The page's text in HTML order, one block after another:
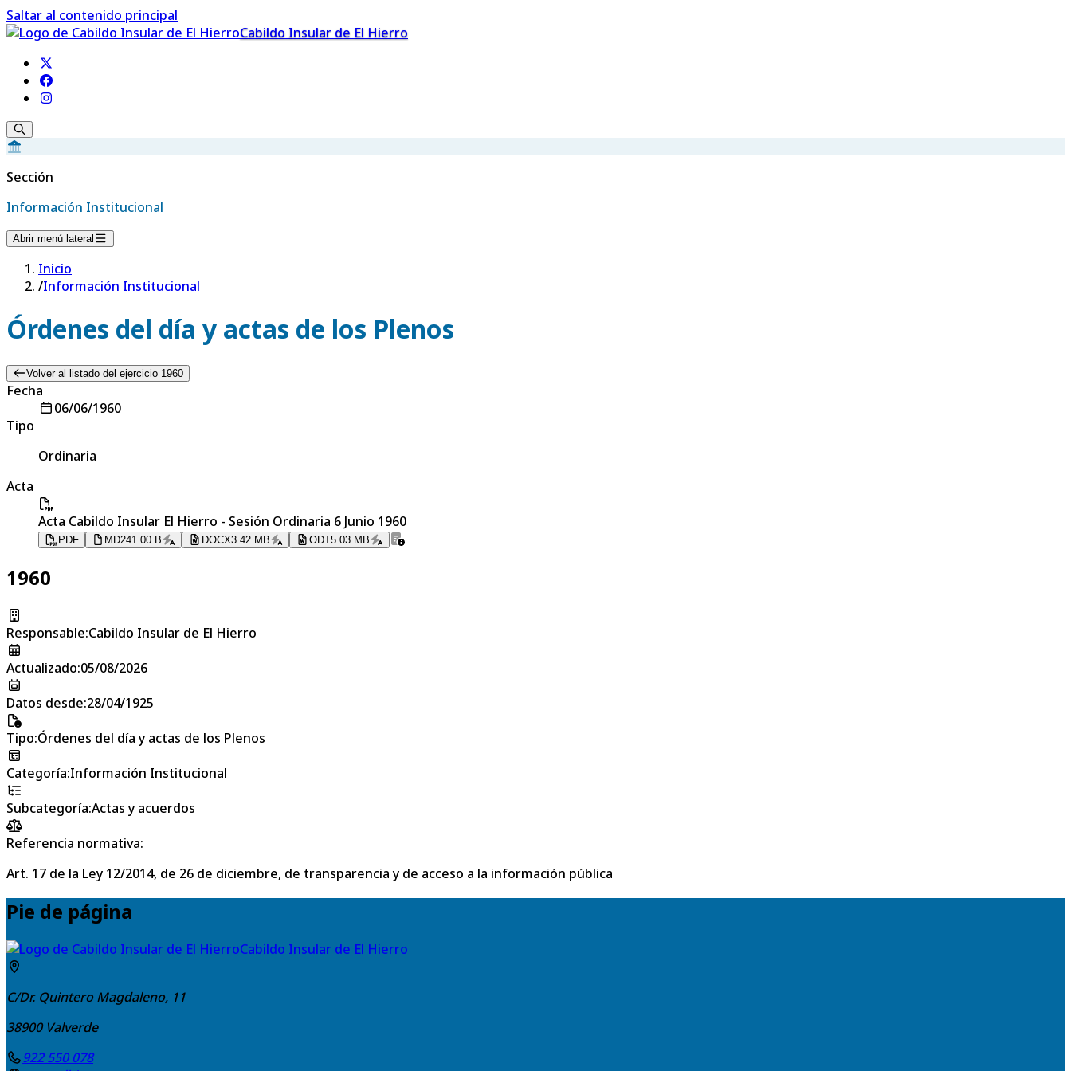
Saltar al contenido principal
Cabildo Insular de El Hierro
Sección
Información Institucional
Abrir menú lateral
Inicio
/Información Institucional
Órdenes del día y actas de los Plenos
Volver al listado del ejercicio 1960
Fecha
06/06/1960
Tipo
Ordinaria
Acta
Acta Cabildo Insular El Hierro - Sesión Ordinaria 6 Junio 1960
PDF MD241.00 B DOCX3.42 MB ODT5.03 MB
1960
Responsable:Cabildo Insular de El Hierro
Actualizado:05/08/2026
Datos desde:28/04/1925
Tipo:Órdenes del día y actas de los Plenos
Categoría:Información Institucional
Subcategoría:Actas y acuerdos
Referencia normativa:
Art. 17 de la Ley 12/2014, de 26 de diciembre, de transparencia y de acceso a la información pública
Pie de página
Cabildo Insular de El Hierro
C/Dr. Quintero Magdaleno, 11
38900 Valverde
922 550 078